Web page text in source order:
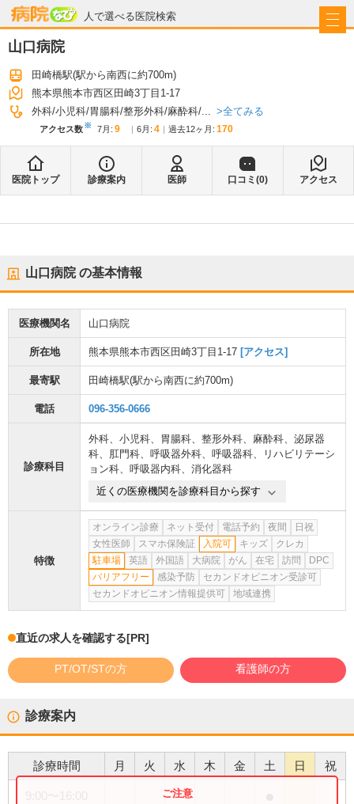
人で選べる医院検索
病院なび
山口病院
田崎橋駅(駅から南西に約700m)
熊本県熊本市西区田崎3丁目1-17
外科 小児科 胃腸科 整形外科 麻酔科 ... 全てみる
アクセス数※ 7月 : 9 6月 : 4 過去12ヶ月: 170
医院トップ 診療案内 医師 口コミ(0) アクセス
山口病院の基本情報
医療機関名 山口病院
所在地 熊本県熊本市西区田崎3丁目1-17 [アクセス]
最寄駅 田崎橋駅(駅から南西に約700m)
電話 096-356-0666
診療科目
外科、 小児科、 胃腸科、 整形外科、 麻酔科、 泌尿器
科、 肛門科、 呼吸器外科、 呼吸器科、
リハビリテーシ
ョン科、 呼吸器内科、 消化器科
近くの医療機関を診療科目から探す
特徴
オンライン診療 ネット受付 電話予約 夜間
日祝
女性医師
スマホ保険証 入院可 キッズ
クレカ
駐車場
英語 外国語 大病院 がん 在宅 訪問
DPC
バリアフリー
感染予防
セカンドオピニオン受診可
セカンドオピニオン情報提供可
地域連携
直近の求人を確認する[PR]
PT/OT/STの方 看護師の方
診療案内
診療時間 月 火 水 木 金 土 日 祝